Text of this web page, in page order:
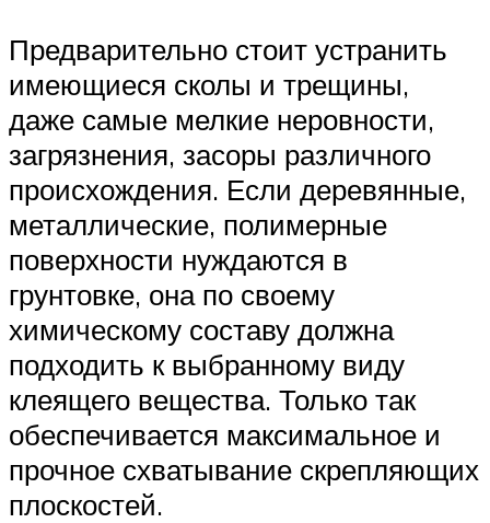
Предварительно стоит устранить
имеющиеся сколы и трещины,
даже самые мелкие неровности,
загрязнения, засоры различного
происхождения. Если деревянные,
металлические, полимерные
поверхности нуждаются в
грунтовке, она по своему
химическому составу должна
подходить к выбранному виду
клеящего вещества. Только так
обеспечивается максимальное и
прочное схватывание скрепляющих
плоскостей.